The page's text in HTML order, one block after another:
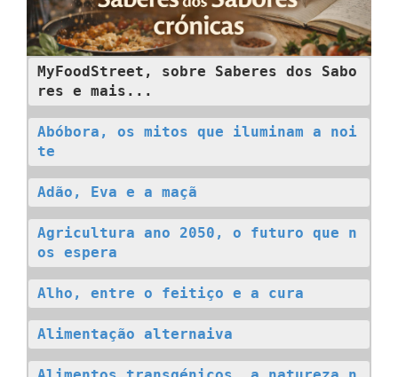
MyFoodStreet, sobre Saberes dos Sabo
res e mais...
Abóbora, os mitos que iluminam a noi
te
Adão, Eva e a maçã
Agricultura ano 2050, o futuro que n
os espera
Alho, entre o feitiço e a cura
Alimentação alternaiva